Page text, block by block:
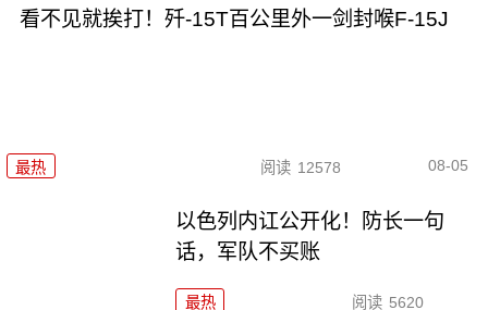
看不见就挨打！歼-15T百公里外一剑封喉F-15J
最热 阅读 12578 08-05
以色列内讧公开化！防长一句
话，军队不买账
最热 阅读 5620